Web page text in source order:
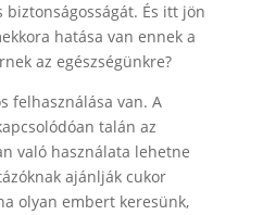
És itt jön
hatása van ennek a
az egészségünkre?
felhasználása van. A
talán az
való használata lehetne
ajánlják cukor
olyan embert keresünk,